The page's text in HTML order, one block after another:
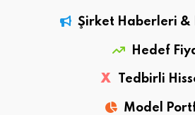
Şirket Haberleri &
Hedef
X Tedbirli
Model